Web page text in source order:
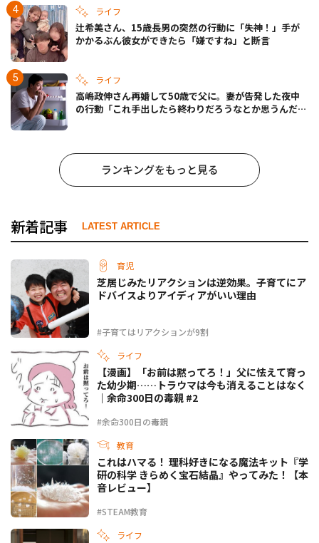
ライフ
辻希美さん、15歳長男の突然の行動に「失神！」手が
かかるぶん彼女ができたら「嫌ですね」と断言
ライフ
高嶋政伸さん再婚して50歳で父に。妻が告発した夜中
の行動「これ手出したら終わりだろうなとか思うんだけ
ランキングをもっと見る
新着記事 LATEST ARTICLE
育児
#子育てはリアクションが9割
芝居じみたリアクションは逆効果。子育てにア
ドバイスよりアイディアがいい理由
ライフ
#余命300日の毒親
【漫画】「お前は黙ってろ！」父に怯えて育っ
た幼少期……トラウマは今も消えることはなく
｜余命300日の毒親 #2
教育
#STEAM教育
これはハマる！ 理科好きになる魔法キット『学
研の科学 きらめく宝石結晶』やってみた！【本
音レビュー】
ライフ